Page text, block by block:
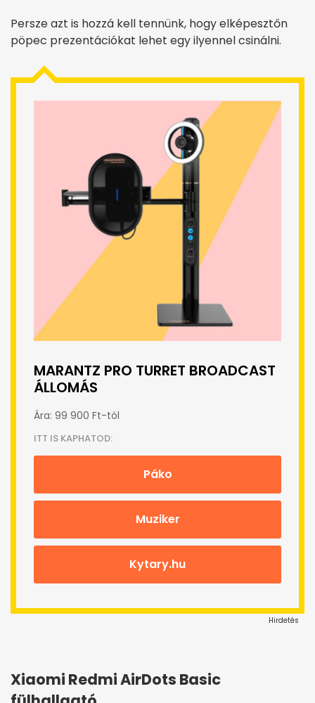
Persze azt is hozzá kell tennünk, hogy elképesztőn
pöpec prezentációkat lehet egy ilyennel csinálni.
MARANTZ PRO TURRET BROADCAST
ÁLLOMÁS
Ára: 99 900 Ft-tól
ITT IS KAPHATOD:
Páko
Muziker
Kytary.hu
Hirdetés
Xiaomi Redmi AirDots Basic